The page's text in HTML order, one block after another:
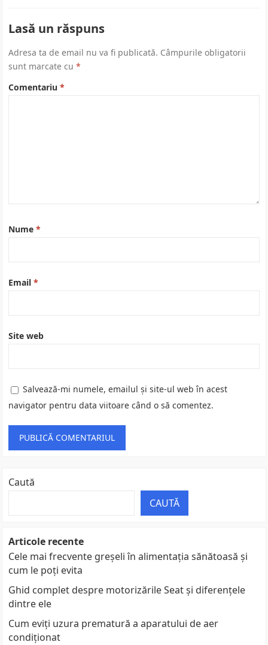
Lasă un răspuns
Adresa ta de email nu va fi publicată. Câmpurile obligatorii
sunt marcate cu*
Comentariu*
Nume*
Email*
Site web
Salvează-mi numele, emailul și site-ul web în acest
navigator pentru data viitoare când o să comentez.
Caută
CAUTĂ
Articole recente
Cele mai frecvente greșeli în alimentația sănătoasă și
cum le poți evita
Ghid complet despre motorizările Seat și diferențele
dintre ele
Cum eviți uzura prematură a aparatului de aer
condiționat